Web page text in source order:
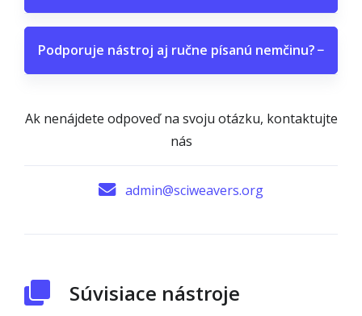
Podporuje nástroj aj ručne písanú nemčinu?−
Ak nenájdete odpoveď na svoju otázku, kontaktujte
nás
admin@sciweavers.org
Súvisiace nástroje